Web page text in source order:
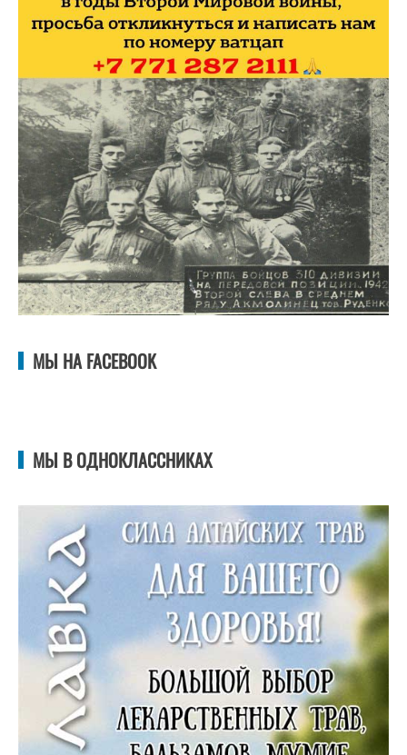
МЫ НА FACEBOOK
МЫ В ОДНОКЛАССНИКАХ